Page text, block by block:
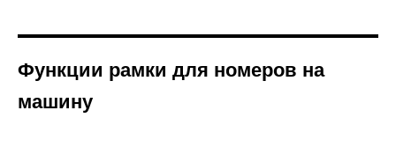
Функции рамки для номеров на
машину